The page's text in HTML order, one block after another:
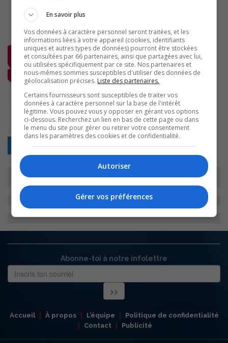
Retour
Abonne-toi à notre infolettre
Accueil À propos L’équipe
Politique de confidentialité
Contact
Publicité
En savoir plus
Vos données à caractère personnel seront traitées, et les
informations liées à votre appareil (cookies, identifiants
uniques et autres types de données) pourront être stockées
et consultées par 66 partenaires, ainsi que partagées avec lui,
ou utilisées spécifiquement par ce site. Nos partenaires et
nous-mêmes sommes susceptibles d'utiliser des données de
géolocalisation précises. Liste des partenaires.
Certains fournisseurs sont susceptibles de traiter vos
données à caractère personnel sur la base de l'intérêt
légitime. Vous pouvez vous y opposer en gérant vos options
ci-dessous. Recherchez un lien en bas de cette page ou dans
le menu du site pour gérer ou retirer votre consentement
dans les paramètres des cookies et de confidentialité.
Autoriser
Gérer vos préférences